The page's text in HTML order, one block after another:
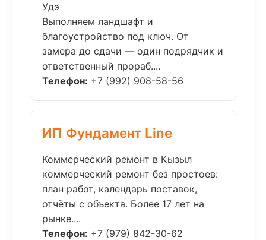
Удэ
Выполняем ландшафт и
благоустройство под ключ. От
замера до сдачи — один подрядчик и
ответственный прораб....
Телефон: +7 (992) 908-58-56
ИП Фундамент Line
Коммерческий ремонт в Кызыл
коммерческий ремонт без простоев:
план работ, календарь поставок,
отчёты с объекта. Более 17 лет на
рынке....
Телефон: +7 (979) 842-30-62